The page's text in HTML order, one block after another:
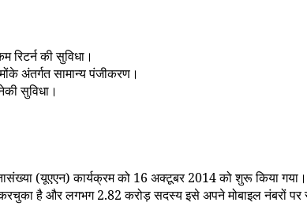
रिटर्न की सुविधा।
अंतर्गत सामान्य पंजीकरण।
सुविधा।
(यूएएन) कार्यक्रम को 16 अक्टूबर2014को शुरू किया गया।
है और लगभग2.82करोड़ सदस्य इसे अपने मोबाइल नंबरों